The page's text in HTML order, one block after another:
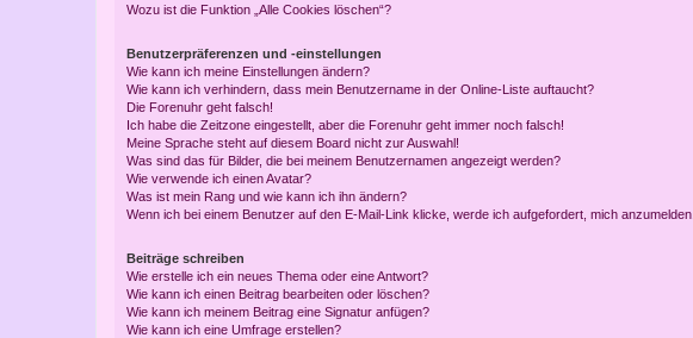
Wozu ist die Funktion „Alle Cookies löschen“?
Benutzerpräferenzen und -einstellungen
Wie kann ich meine Einstellungen ändern?
Wie kann ich verhindern, dass mein Benutzername in der Online-Liste auftaucht?
Die Forenuhr geht falsch!
Ich habe die Zeitzone eingestellt, aber die Forenuhr geht immer noch falsch!
Meine Sprache steht auf diesem Board nicht zur Auswahl!
Was sind das für Bilder, die bei meinem Benutzernamen angezeigt werden?
Wie verwende ich einen Avatar?
Was ist mein Rang und wie kann ich ihn ändern?
Wenn ich bei einem Benutzer auf den E-Mail-Link klicke, werde ich aufgefordert, mich anzumelden.
Beiträge schreiben
Wie erstelle ich ein neues Thema oder eine Antwort?
Wie kann ich einen Beitrag bearbeiten oder löschen?
Wie kann ich meinem Beitrag eine Signatur anfügen?
Wie kann ich eine Umfrage erstellen?